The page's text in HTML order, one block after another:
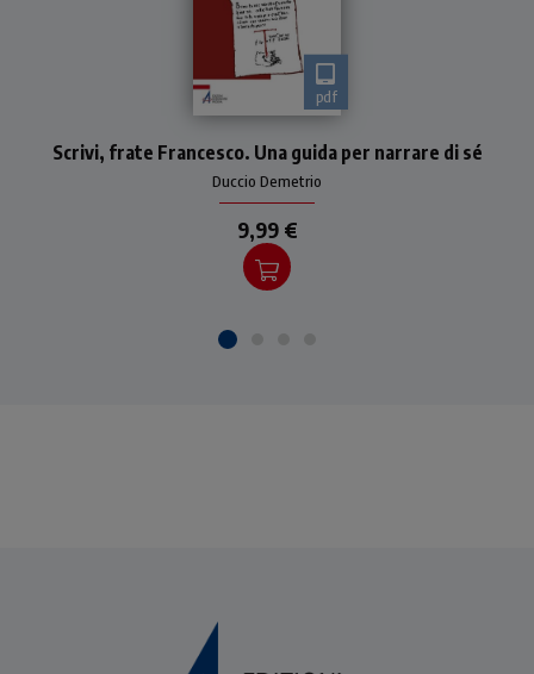
pdf
genere autobiografico,
rilegge gli scritti di frate
Francesco, in particolar
modo il Testamento,
Duccio Demetrio
Scrivi, frate Francesco. Una guida per narrare di sé
9,99 €